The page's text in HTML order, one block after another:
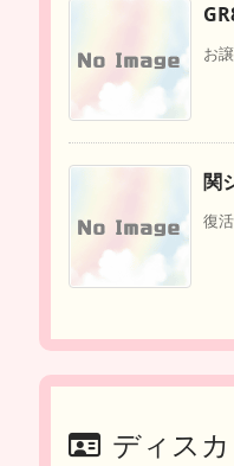
お
関
復
ディス